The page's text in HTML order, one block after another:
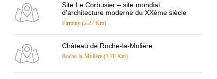
Site Le Corbusier – site mondial
d’architecture moderne du XXème siècle
Firminy (2.27 Km)
Château de Roche-la-Molière
Roche-la-Molière (3.70 Km)